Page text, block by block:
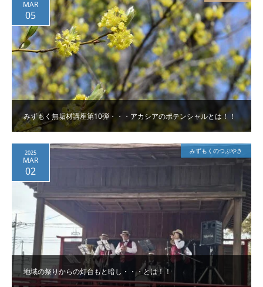
みずもく無垢材講座第10弾・・・アカシアのポテンシャルとは！！
MAR
05
地域の祭りからの灯台もと暗し・・・とは！！
2025
MAR
02
みずもくのつぶやき